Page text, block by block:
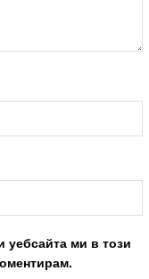
уебсайта ми в този